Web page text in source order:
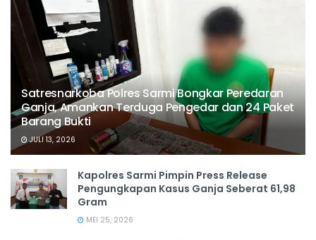
Satresnarkoba Polres Sarmi Bongkar Peredaran
Ganja, Amankan Terduga Pengedar dan 24 Paket
Barang Bukti
JULI 13, 2026
Kapolres Sarmi Pimpin Press Release
Pengungkapan Kasus Ganja Seberat 61,98
Gram
MEI 25, 2026